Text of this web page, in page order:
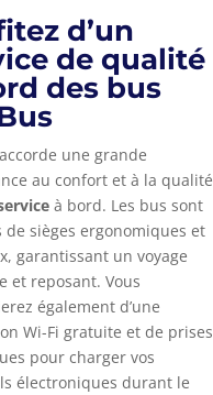
d’un
de qualité
des bus
une grande
au confort et à la qualité
à bord. Les bus sont
de sièges ergonomiques et
garantissant un voyage
et reposant. Vous
également d’une
Wi-Fi gratuite et de prises
pour charger vos
électroniques durant le